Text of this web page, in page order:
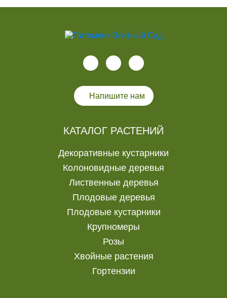
Напишите нам
КАТАЛОГ РАСТЕНИЙ
Декоративные кустарники
Колоновидные деревья
Лиственные деревья
Плодовые деревья
Плодовые кустарники
Крупномеры
Розы
Хвойные растения
Гортензии